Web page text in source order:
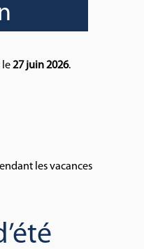
le27 juin 2026.
les vacances